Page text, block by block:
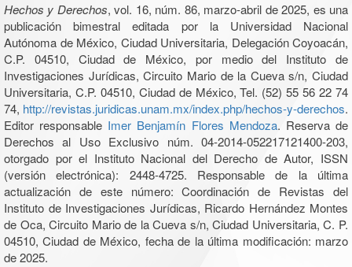
Hechos y Derechos, vol. 16, núm. 86, marzo-abril de 2025, es una
publicación bimestral editada por la Universidad Nacional
Autónoma de México, Ciudad Universitaria, Delegación Coyoacán,
C.P. 04510, Ciudad de México, por medio del Instituto de
Investigaciones Jurídicas, Circuito Mario de la Cueva s/n, Ciudad
Universitaria, C.P. 04510, Ciudad de México, Tel. (52) 55 56 22 74
74, http://revistas.juridicas.unam.mx/index.php/hechos-y-derechos.
Editor responsable Imer Benjamín Flores Mendoza. Reserva de
Derechos al Uso Exclusivo núm. 04-2014-052217121400-203,
otorgado por el Instituto Nacional del Derecho de Autor, ISSN
(versión electrónica): 2448-4725. Responsable de la última
actualización de este número: Coordinación de Revistas del
Instituto de Investigaciones Jurídicas, Ricardo Hernández Montes
de Oca, Circuito Mario de la Cueva s/n, Ciudad Universitaria, C. P.
04510, Ciudad de México, fecha de la última modificación: marzo
de 2025.